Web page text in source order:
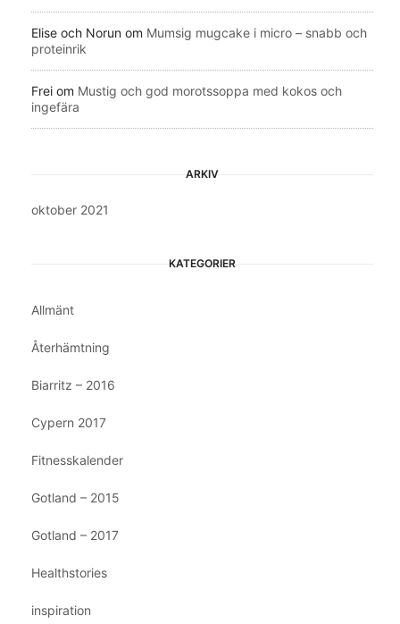
Elise och Norun om Mumsig mugcake i micro – snabb och
proteinrik
Frei om Mustig och god morotssoppa med kokos och
ingefära
ARKIV
oktober 2021
KATEGORIER
Allmänt
Återhämtning
Biarritz – 2016
Cypern 2017
Fitnesskalender
Gotland – 2015
Gotland – 2017
Healthstories
inspiration